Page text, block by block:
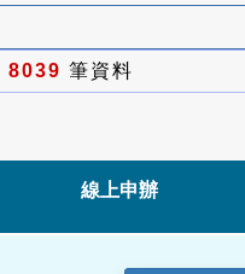
8039 筆資料
線上申辦